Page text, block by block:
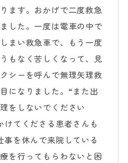
ます。おかげで二度救急
した。一度は電車の中で
まい救急車で、もう一度
もなく苦しくなって、見
シーを呼んで無理矢理救
になりました。“また出
をしないでください
けてくださる患者さんも
事を休んで来院している
を行ってもらわないと困